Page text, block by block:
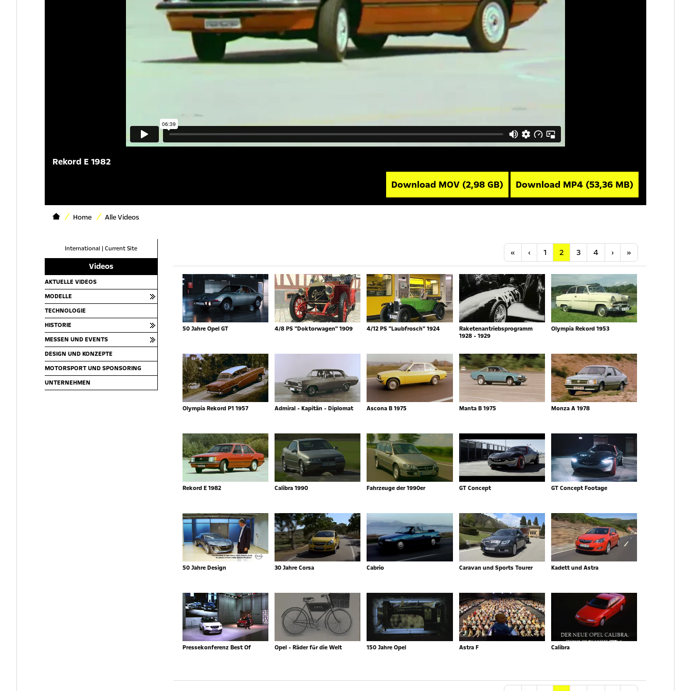
Rekord E 1982
Download MOV (2,98 GB) Download MP4 (53,36 MB)
Home Alle Videos
International | Current Site
Videos
AKTUELLE VIDEOS
MODELLE
TECHNOLOGIE
HISTORIE
MESSEN UND EVENTS
DESIGN UND KONZEPTE
MOTORSPORT UND SPONSORING
UNTERNEHMEN
« Anfang
‹ Vorherige
1 2 3 4 ›Nächste
»
50 Jahre Opel GT 4/8 PS "Doktorwagen" 1909 4/12 PS "Laubfrosch" 1924
Raketenantriebsprogramm
1928 - 1929
Olympia Rekord 1953
Olympia Rekord P1 1957 Admiral - Kapitän - Diplomat Ascona B 1975 Manta B 1975 Monza A 1978
Rekord E 1982 Calibra 1990 Fahrzeuge der 1990er GT Concept GT Concept Footage
50 Jahre Design 30 Jahre Corsa Cabrio Caravan und Sports Tourer Kadett und Astra
Pressekonferenz Best Of Opel - Räder für die Welt 150 Jahre Opel Astra F Calibra